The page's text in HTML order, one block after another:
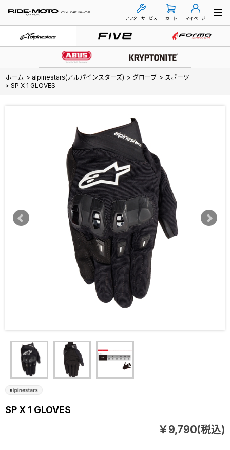
アフターサービス カート マイページ
ホーム > alpinestars(アルパインスターズ) > グローブ > スポーツ
> SP X 1 GLOVES
SP X 1 GLOVES
￥9,790(税込)